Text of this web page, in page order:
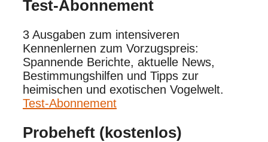
Test-Abonnement
3 Ausgaben zum intensiveren
Kennenlernen zum Vorzugspreis:
Spannende Berichte, aktuelle News,
Bestimmungshilfen und Tipps zur
heimischen und exotischen Vogelwelt.
Test-Abonnement
Probeheft (kostenlos)